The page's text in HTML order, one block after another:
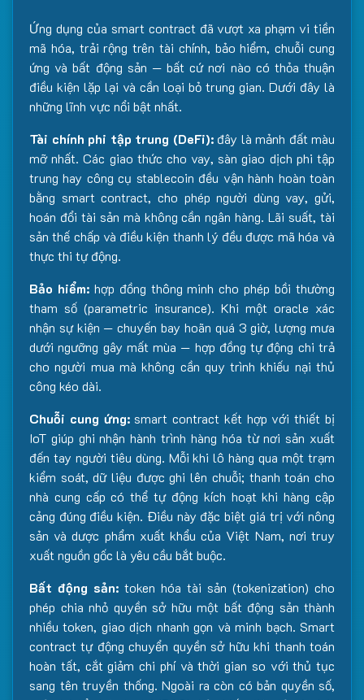
Ứng dụng của smart contract đã vượt xa phạm vi tiền
mã hóa, trải rộng trên tài chính, bảo hiểm, chuỗi cung
ứng và bất động sản — bất cứ nơi nào có thỏa thuận
điều kiện lặp lại và cần loại bỏ trung gian. Dưới đây là
những lĩnh vực nổi bật nhất.
Tài chính phi tập trung (DeFi):đây là mảnh đất màu
mỡ nhất. Các giao thức cho vay, sàn giao dịch phi tập
trung hay công cụ stablecoin đều vận hành hoàn toàn
bằng smart contract, cho phép người dùng vay, gửi,
hoán đổi tài sản mà không cần ngân hàng. Lãi suất, tài
sản thế chấp và điều kiện thanh lý đều được mã hóa và
thực thi tự động.
Bảo hiểm:hợp đồng thông minh cho phép bồi thường
tham số (parametric insurance). Khi một oracle xác
nhận sự kiện — chuyến bay hoãn quá 3 giờ, lượng mưa
dưới ngưỡng gây mất mùa — hợp đồng tự động chi trả
cho người mua mà không cần quy trình khiếu nại thủ
công kéo dài.
Chuỗi cung ứng:smart contract kết hợp với thiết bị
IoT giúp ghi nhận hành trình hàng hóa từ nơi sản xuất
đến tay người tiêu dùng. Mỗi khi lô hàng qua một trạm
kiểm soát, dữ liệu được ghi lên chuỗi; thanh toán cho
nhà cung cấp có thể tự động kích hoạt khi hàng cập
cảng đúng điều kiện. Điều này đặc biệt giá trị với nông
sản và dược phẩm xuất khẩu của Việt Nam, nơi truy
xuất nguồn gốc là yêu cầu bắt buộc.
Bất động sản: token hóa tài sản (tokenization) cho
phép chia nhỏ quyền sở hữu một bất động sản thành
nhiều token, giao dịch nhanh gọn và minh bạch. Smart
contract tự động chuyển quyền sở hữu khi thanh toán
hoàn tất, cắt giảm chi phí và thời gian so với thủ tục
sang tên truyền thống. Ngoài ra còn có bản quyền số,